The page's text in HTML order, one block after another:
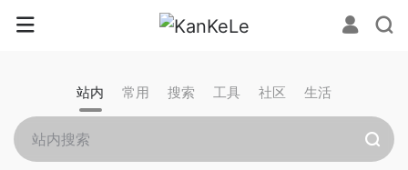
站内 常用 搜索 工具 社区 生活